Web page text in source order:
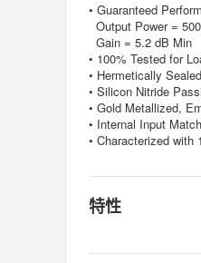
• Guaranteed
Output Power =
Gain = 5.2 dB Min
• 100% Tested for
• Hermetically
• Silicon Nitride
• Gold Metallized,
• Internal Input
• Characterized
特性